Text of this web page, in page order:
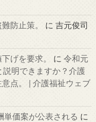
防止策。 に 吉元俊司
げを要求。 に 令和元
明できますか？介護
点。 | 介護福祉ウェブ
単価案が公表される に